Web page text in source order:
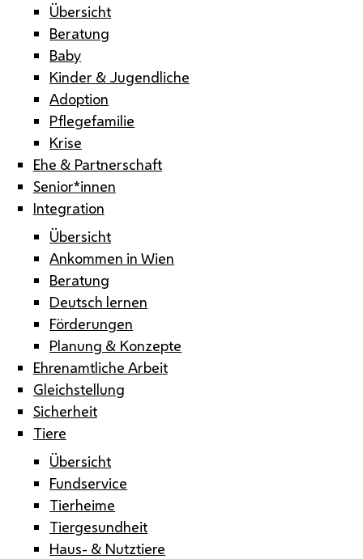
Übersicht
Beratung
Baby
Kinder & Jugendliche
Adoption
Pflegefamilie
Krise
Ehe & Partnerschaft
Senior*innen
Integration
Übersicht
Ankommen in Wien
Beratung
Deutsch lernen
Förderungen
Planung & Konzepte
Ehrenamtliche Arbeit
Gleichstellung
Sicherheit
Tiere
Übersicht
Fundservice
Tierheime
Tiergesundheit
Haus- & Nutztiere